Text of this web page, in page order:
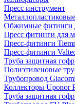
Пресс инструмент
Обжимные фитинги
Пресс фитинги для
Пресс-фитинги
Пресс-фитинги
Труба защитная
Полиэтиленовые
Трубопровод
Коллекторы Uponor
Труба защитная